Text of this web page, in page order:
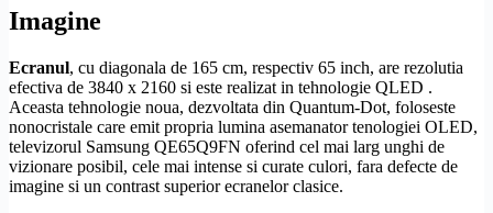
Imagine
Ecranul, cu diagonala de 165 cm, respectiv 65 inch, are rezolutia
efectiva de 3840 x 2160 si este realizat in tehnologie QLED .
Aceasta tehnologie noua, dezvoltata din Quantum-Dot, foloseste
nonocristale care emit propria lumina asemanator tenologiei OLED,
televizorul Samsung QE65Q9FN oferind cel mai larg unghi de
vizionare posibil, cele mai intense si curate culori, fara defecte de
imagine si un contrast superior ecranelor clasice.